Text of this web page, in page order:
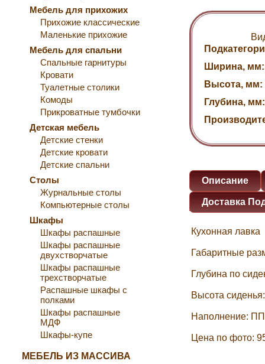
Мебель для прихожих
Прихожие классические
Маленькие прихожие
Мебель для спальни
Спальные гарнитуры
Кровати
Туалетные столики
Комоды
Прикроватные тумбочки
Детская мебель
Детские стенки
Детские кровати
Детские спальни
Столы
Журнальные столы
Компьютерные столы
Шкафы
Шкафы распашные
Шкафы распашные
двухстворчатые
Шкафы распашные
трехстворчатые
Распашные шкафы с
полками
Шкафы распашные
МДФ
Шкафы-купе
МЕБЕЛЬ ИЗ МАССИВА
Ширина, мм:
Высота, мм:
Глубина, мм:
Описание
Доставка
Кухонная лавка
Габаритные
Глубина по
Высота
Наполнение:
Цена по фото: